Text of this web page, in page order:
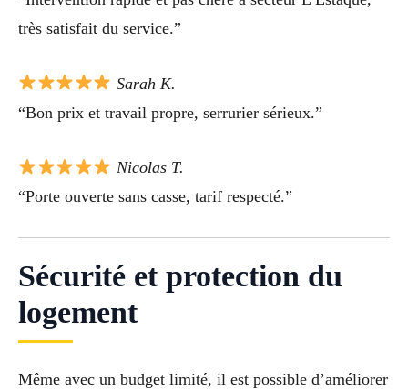
très satisfait du service.”
Sarah K.
“Bon prix et travail propre, serrurier sérieux.”
Nicolas T.
“Porte ouverte sans casse, tarif respecté.”
Sécurité et protection du
logement
Même avec un budget limité, il est possible d’améliorer